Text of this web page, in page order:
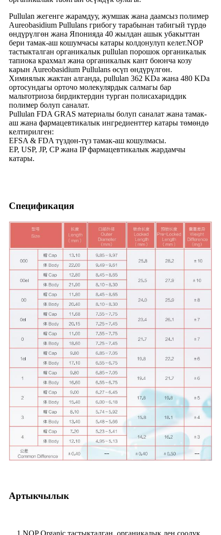
Pullulan жегенге жарамдуу, жумшак жана даамсыз полимер
Aureobasidium Pullulans грибогу тарабынан табигый түрдө
өндүрүлгөн жана Японияда 40 жылдан ашык убакыттан
бери тамак-аш кошумчасы катары колдонулуп келет.NOP
тастыкталган органикалык pullulan порошок органикалык
тапиока крахмал жана органикалык кант боюнча козу
карын Aureobasidium Pullulans өсүп өндүрүлгөн.
Химиялык жактан алганда, pullulan 362 KDa жана 480 KDa
ортосундагы орточо молекулярдык салмагы бар
мальтотриоза бирдиктердин турган полисахариддик
полимер болуп саналат.
Pullulan FDA GRAS материалы болуп саналат жана тамак-
аш жана фармацевтикалык ингредиенттер катары төмөндө
келтирилген:
EFSA & FDA түздөн-түз тамак-аш кошулмасы.
EP, USP, JP, CP жана IP фармацевтикалык жардамчы
катары.
Спецификация
Артыкчылык
1.NOP Organic тастыкталган, органикалык ден соолук